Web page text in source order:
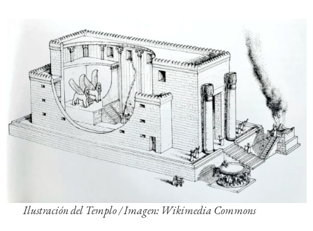
Ilustración del Templo / Imagen: Wikimedia Commons